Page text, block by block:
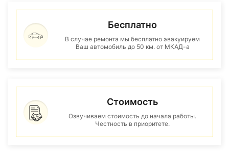
Бесплатно
В случае ремонта мы бесплатно эвакуируем
Ваш автомобиль до 50 км. от МКАД-а
Стоимость
Озвучиваем стоимость до начала работы.
Честность в приоритете.